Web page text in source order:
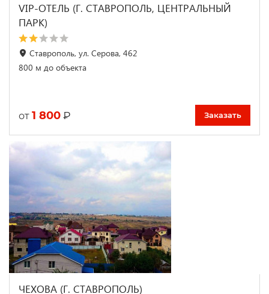
VIP-ОТЕЛЬ (Г. СТАВРОПОЛЬ, ЦЕНТРАЛЬНЫЙ
ПАРК)
Ставрополь, ул. Серова, 462
800 м до объекта
от 1 800 ₽ Заказать
ЧЕХОВА (Г. СТАВРОПОЛЬ)